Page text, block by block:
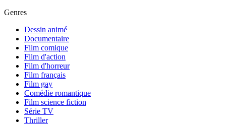
Genres
Dessin animé
Documentaire
Film comique
Film d'action
Film d'horreur
Film français
Film gay
Comédie romantique
Film science fiction
Série TV
Thriller